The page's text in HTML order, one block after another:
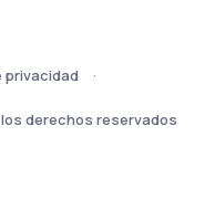
privacidad
derechos reservados